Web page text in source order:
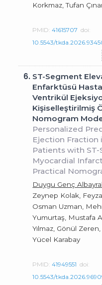
Korkmaz, Tufan
PMID:41615707 doi:
10.5543/
6. ST-Segment
Enfarktüsü
Ventrikül
Kişiselleştirilmiş
Nomogram
Personalized
Ejection
Patients with
Myocardial
Practical
Duygu Genç
Zeynep Kolak,
Osman Uzman,
Yumurtaş, Mustafa
Yılmaz, Gönül
Yücel Karabay
PMID:41949551 doi:
10.5543/